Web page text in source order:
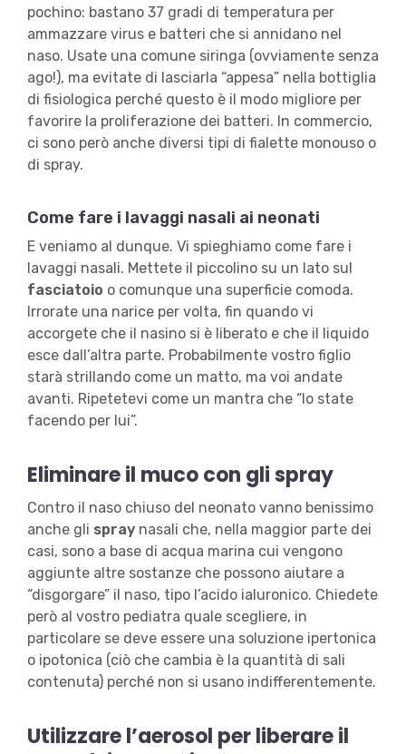
pochino: bastano 37 gradi di temperatura per
ammazzare virus e batteri che si annidano nel
naso. Usate una comune siringa (ovviamente senza
ago!), ma evitate di lasciarla “appesa” nella bottiglia
di fisiologica perché questo è il modo migliore per
favorire la proliferazione dei batteri. In commercio,
ci sono però anche diversi tipi di fialette monouso o
di spray.
Come fare i lavaggi nasali ai neonati
E veniamo al dunque. Vi spieghiamo come fare i
lavaggi nasali. Mettete il piccolino su un lato sul
fasciatoio o comunque una superficie comoda.
Irrorate una narice per volta, fin quando vi
accorgete che il nasino si è liberato e che il liquido
esce dall’altra parte. Probabilmente vostro figlio
starà strillando come un matto, ma voi andate
avanti. Ripetetevi come un mantra che “lo state
facendo per lui”.
Eliminare il muco con gli spray
Contro il naso chiuso del neonato vanno benissimo
anche gli spraynasali che, nella maggior parte dei
casi, sono a base di acqua marina cui vengono
aggiunte altre sostanze che possono aiutare a
“disgorgare” il naso, tipo l’acido ialuronico. Chiedete
però al vostro pediatra quale scegliere, in
particolare se deve essere una soluzione ipertonica
o ipotonica (ciò che cambia è la quantità di sali
contenuta) perché non si usano indifferentemente.
Utilizzare l’aerosol per liberare il